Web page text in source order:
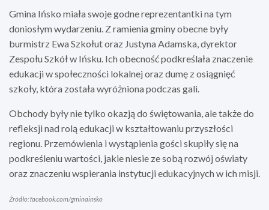
Gmina Ińsko miała swoje godne reprezentantki na tym
doniosłym wydarzeniu. Z ramienia gminy obecne były
burmistrz Ewa Szkołut oraz Justyna Adamska, dyrektor
Zespołu Szkół w Ińsku. Ich obecność podkreślała znaczenie
edukacji w społeczności lokalnej oraz dumę z osiągnięć
szkoły, która została wyróżniona podczas gali.
Obchody były nie tylko okazją do świętowania, ale także do
refleksji nad rolą edukacji w kształtowaniu przyszłości
regionu. Przemówienia i wystąpienia gości skupiły się na
podkreśleniu wartości, jakie niesie ze sobą rozwój oświaty
oraz znaczeniu wspierania instytucji edukacyjnych w ich misji.
Źródło: facebook.com/gminainsko